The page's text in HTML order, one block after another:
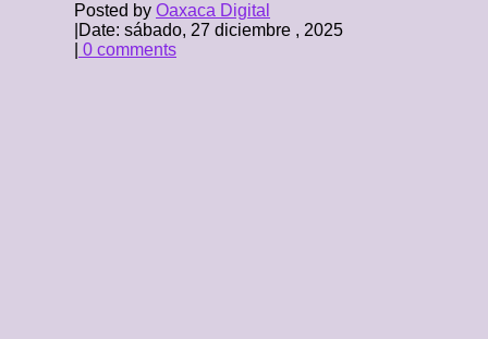
Posted by Oaxaca Digital
Date: sábado, 27 diciembre , 2025
0 comments